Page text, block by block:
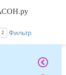
2 Фильтр